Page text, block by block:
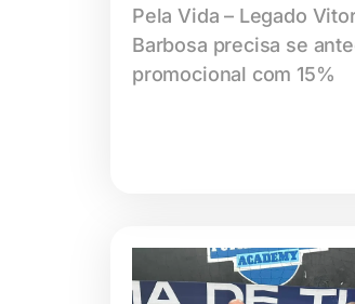
Pela Vida – Legado
Barbosa precisa se
promocional com 15%